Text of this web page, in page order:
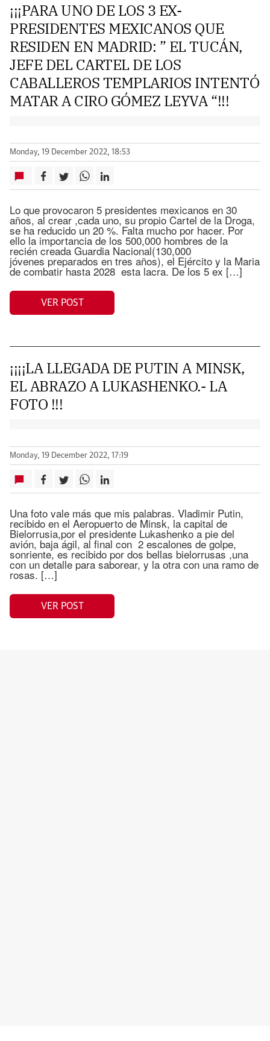
¡¡¡PARA UNO DE LOS 3 EX-
PRESIDENTES MEXICANOS QUE
RESIDEN EN MADRID: ” EL TUCÁN,
JEFE DEL CARTEL DE LOS
CABALLEROS TEMPLARIOS INTENTÓ
MATAR A CIRO GÓMEZ LEYVA “!!!
Monday, 19 December 2022, 18:53
Lo que provocaron 5 presidentes mexicanos en 30
años, al crear ,cada uno, su propio Cartel de la Droga,
se ha reducido un 20 %. Falta mucho por hacer. Por
ello la importancia de los 500,000 hombres de la
recién creada Guardia Nacional(130,000
jóvenes preparados en tres años), el Ejército y la Maria
de combatir hasta 2028 esta lacra. De los 5 ex […]
VER POST
¡¡¡¡LA LLEGADA DE PUTIN A MINSK,
EL ABRAZO A LUKASHENKO.- LA
FOTO !!!
Monday, 19 December 2022, 17:19
Una foto vale más que mis palabras. Vladimir Putin,
recibido en el Aeropuerto de Minsk, la capital de
Bielorrusia,por el presidente Lukashenko a pie del
avión, baja ágil, al final con 2 escalones de golpe,
sonriente, es recibido por dos bellas bielorrusas ,una
con un detalle para saborear, y la otra con una ramo de
rosas. […]
VER POST